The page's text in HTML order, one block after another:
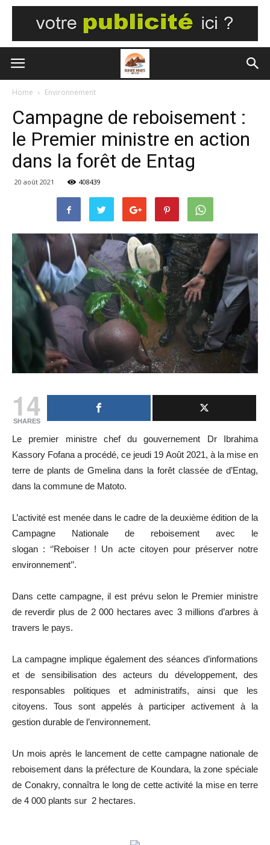
Home Environnement
Campagne de reboisement :
le Premier ministre en action
dans la forêt de Entag
20 août 2021 408439
14
SHARES
Le premier ministre chef du gouvernement Dr Ibrahima
Kassory Fofana a procédé, ce jeudi 19 Août 2021, à la mise en
terre de plants de Gmelina dans la forêt classée de d’Entag,
dans la commune de Matoto.
L’activité est menée dans le cadre de la deuxième édition de la
Campagne Nationale de reboisement avec le
slogan : ‘’Reboiser ! Un acte citoyen pour préserver notre
environnement’’.
Dans cette campagne, il est prévu selon le Premier ministre
de reverdir plus de 2 000 hectares avec 3 millions d’arbres à
travers le pays.
La campagne implique également des séances d’informations
et de sensibilisation des acteurs du développement, des
responsables politiques et administratifs, ainsi que les
citoyens. Tous sont appelés à participer activement à la
gestion durable de l’environnement.
Un mois après le lancement de cette campagne nationale de
reboisement dans la préfecture de Koundara, la zone spéciale
de Conakry, connaîtra le long de cette activité la mise en terre
de 4 000 plants sur 2 hectares.